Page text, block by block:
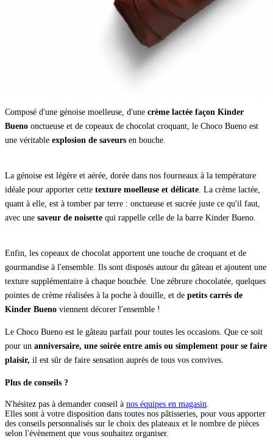
Composé d'une génoise moelleuse, d'une crème lactée façon Kinder
Bueno onctueuse et de copeaux de chocolat croquant, le Choco Bueno est
une véritable explosion de saveurs en bouche.
La génoise est légère et aérée, dorée dans nos fourneaux à la température
idéale pour apporter cette texture moelleuse et délicate . La crème lactée,
quant à elle, est à tomber par terre : onctueuse et sucrée juste ce qu'il faut,
avec une saveur de noisette qui rappelle celle de la barre Kinder Bueno.
Enfin, les copeaux de chocolat apportent une touche de croquant et de
gourmandise à l'ensemble. Ils sont disposés autour du gâteau et ajoutent une
texture supplémentaire à chaque bouchée. Une zébrure chocolatée, quelques
pointes de crème réalisées à la poche à douille, et de petits carrés de
Kinder Bueno viennent décorer l'ensemble !
Le Choco Bueno est le gâteau parfait pour toutes les occasions. Que ce soit
pour un anniversaire, une soirée entre amis ou simplement pour se faire
plaisir, il est sûr de faire sensation auprès de tous vos convives.
Plus de conseils ?
N'hésitez pas à demander conseil à nos équipes en magasin
Elles sont à votre disposition dans toutes nos pâtisseries, pour vous apporter
des conseils personnalisés sur le choix des plateaux et le nombre de pièces
selon l'évènement que vous souhaitez organiser.